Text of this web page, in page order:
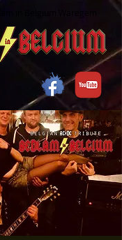
in Belgium Waregem